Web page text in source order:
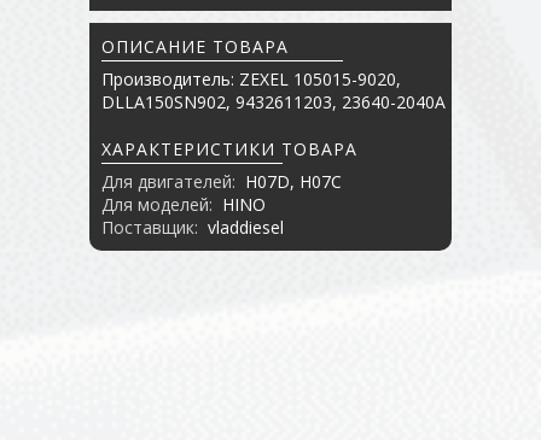
ОПИСАНИЕ ТОВАРА
Производитель: ZEXEL 105015-9020,
DLLA150SN902, 9432611203, 23640-2040A
ХАРАКТЕРИСТИКИ ТОВАРА
Для двигателей: H07D, H07C
Для моделей: HINO
Поставщик: vladdiesel